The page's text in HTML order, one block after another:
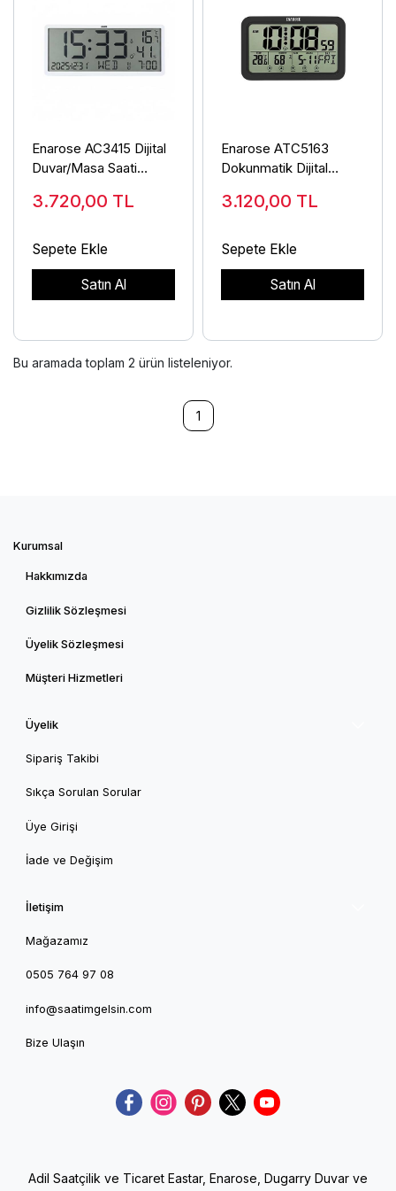
Enarose AC3415 Dijital
Duvar/Masa Saati
3.720,00 TL
Sepete Ekle
Satın Al
Enarose ATC5163
Dokunmatik Dijital
Sıcaklık Nem
3.120,00 TL
Sepete Ekle
Satın Al
Bu aramada toplam 2 ürün listeleniyor.
1
Kurumsal
Hakkımızda
Gizlilik Sözleşmesi
Üyelik Sözleşmesi
Müşteri Hizmetleri
Üyelik
Sipariş Takibi
Sıkça Sorulan Sorular
Üye Girişi
İade ve Değişim
İletişim
Mağazamız
0505 764 97 08
info@saatimgelsin.com
Bize Ulaşın
Adil Saatçilik ve Ticaret Eastar, Enarose, Dugarry Duvar ve